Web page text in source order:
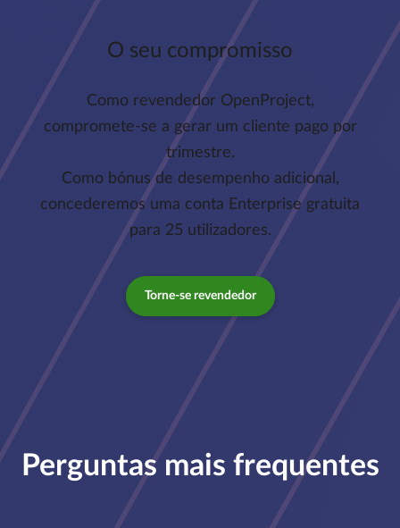
O seu compromisso
Como revendedor OpenProject,
compromete-se a gerar um cliente pago por
trimestre.
Como bónus de desempenho adicional,
concederemos uma conta Enterprise gratuita
para 25 utilizadores.
Torne-se revendedor
Perguntas mais frequentes